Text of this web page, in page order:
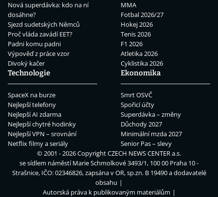
Nová superdávka: kdo na ní
dosáhne?
Sjezd sudetských Němců
Proč vláda zavádí EET?
Padni komu padni
Výpověď z práce vzor
Divoký kačer
MMA
Fotbal 2026/27
Hokej 2026
Tenis 2026
F1 2026
Atletika 2026
Cyklistika 2026
Technologie
SpaceX na burze
Nejlepší telefony
Nejlepší AI zdarma
Nejlepší chytré hodinky
Nejlepší VPN – srovnání
Netflix filmy a seriály
Ekonomika
Smrt OSVČ
Spořicí účty
Superdávka – změny
Důchody 2027
Minimální mzda 2027
Senior Pas – slevy
© 2001 - 2026 CopyrightCZECH NEWS CENTER a.s.
se sídlem náměstí Marie Schmolkové 3493/1, 100 00 Praha 10 -
Strašnice, IČO: 02346826, zapsána v OR, sp.zn. B 19490 a dodavatelé
obsahu
Autorská práva k publikovaným materiálům